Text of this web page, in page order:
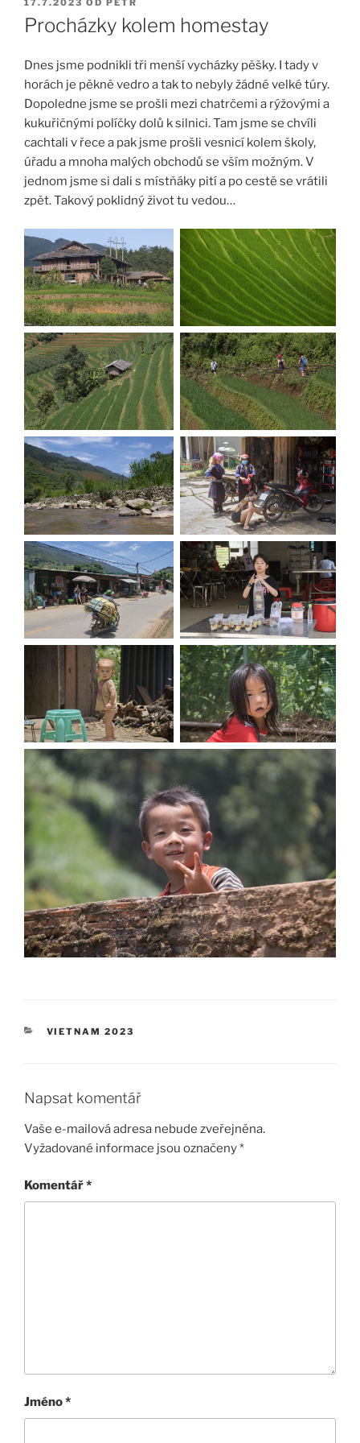
17.7.2023 OD PETR
Procházky kolem homestay
Dnes jsme podnikli tři menší vycházky pěšky. I tady v
horách je pěkně vedro a tak to nebyly žádné velké túry.
Dopoledne jsme se prošli mezi chatrčemi a rýžovými a
kukuřičnými políčky dolů k silnici. Tam jsme se chvíli
cachtali v řece a pak jsme prošli vesnicí kolem školy,
úřadu a mnoha malých obchodů se vším možným. V
jednom jsme si dali s místňáky pití a po cestě se vrátili
zpět. Takový poklidný život tu vedou…
RUBRIKY
VIETNAM 2023
Napsat komentář
Vaše e-mailová adresa nebude zveřejněna.
Vyžadované informace jsou označeny*
Komentář*
Jméno*